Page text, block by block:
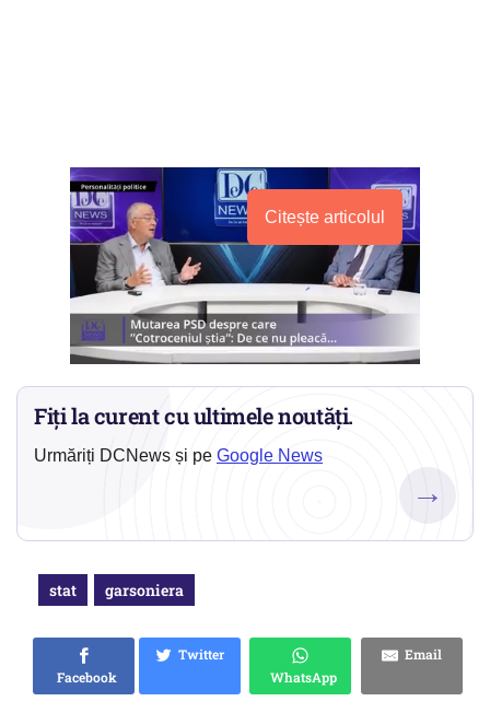
Citește articolul
Fiți la curent cu ultimele noutăți.
Urmăriți DCNews și pe Google News
→
stat garsoniera
Facebook
Twitter
WhatsApp
Email